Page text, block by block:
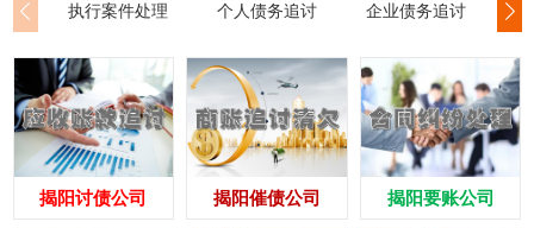
执行案件处理 个人债务追讨 企业债务追讨
揭阳讨债公司 揭阳催债公司 揭阳要账公司